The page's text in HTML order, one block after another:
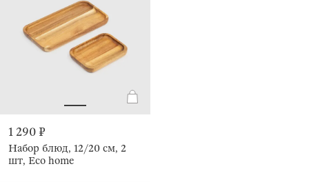
1 290 ₽
Набор блюд, 12/20 см, 2
шт, Eco home